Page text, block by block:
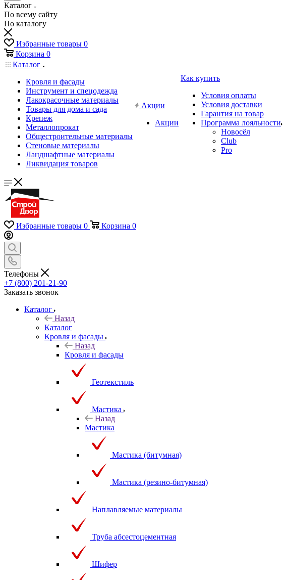
Каталог
По всему сайту
По каталогу
Избранные товары 0
Корзина 0
Каталог
Кровля и фасады
Инструмент и спецодежда
Лакокрасочные материалы
Товары для дома и сада
Крепеж
Металлопрокат
Общестроительные материалы
Стеновые материалы
Ландшафтные материалы
Ликвидация товаров
Акции
Акции
Как купить
Условия оплаты
Условия доставки
Гарантия на товар
Программа лояльности
Новосёл
Club
Pro
Избранные товары 0 Корзина 0
Телефоны
+7 (800) 201-21-90
Заказать звонок
Каталог
Назад
Каталог
Кровля и фасады
Назад
Кровля и фасады
Геотекстиль
Мастика
Назад
Мастика
Мастика (битумная)
Мастика (резино-битумная)
Наплавляемые материалы
Труба абсестоцементная
Шифер